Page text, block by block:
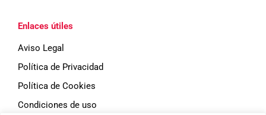
Enlaces útiles
Aviso Legal
Política de Privacidad
Política de Cookies
Condiciones de uso